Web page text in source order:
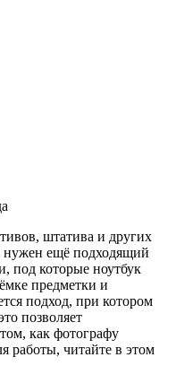
штатива и других
нужен ещё подходящий
под которые ноутбук
предметки и
подход, при котором
позволяет
как фотографу
работы, читайте в этом